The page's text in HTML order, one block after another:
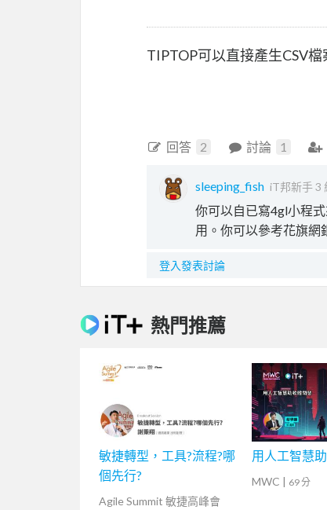
TIPTOP可以直接產生CSV
回答 2 討論 1
sleeping_fish iT邦新手 3
你可以自已寫4gl小程
用。你可以參考花旗網
登入發表討論
熱門推薦
敏捷轉型，工具?流程?哪
個先行?
Agile Summit 敏捷高峰會
用人工智慧
MWC | 69 分